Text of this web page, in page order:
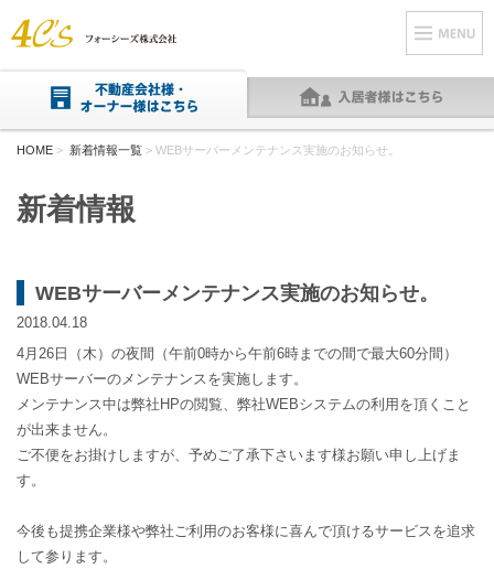
HOME > 新着情報一覧 > WEBサーバーメンテナンス実施のお知らせ。
新着情報
WEBサーバーメンテナンス実施のお知らせ。
2018.04.18
4月26日（木）の夜間（午前0時から午前6時までの間で最大60分間）
WEBサーバーのメンテナンスを実施します。
メンテナンス中は弊社HPの閲覧、弊社WEBシステムの利用を頂くこと
が出来ません。
ご不便をお掛けしますが、予めご了承下さいます様お願い申し上げま
す。
今後も提携企業様や弊社ご利用のお客様に喜んで頂けるサービスを追求
して参ります。